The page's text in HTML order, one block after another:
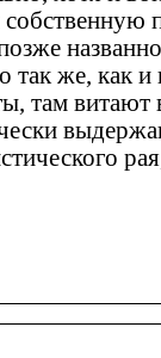
так же, как
там